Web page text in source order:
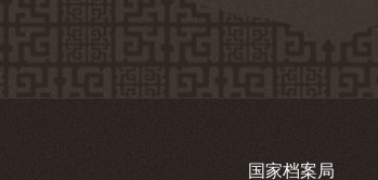
国家档案局